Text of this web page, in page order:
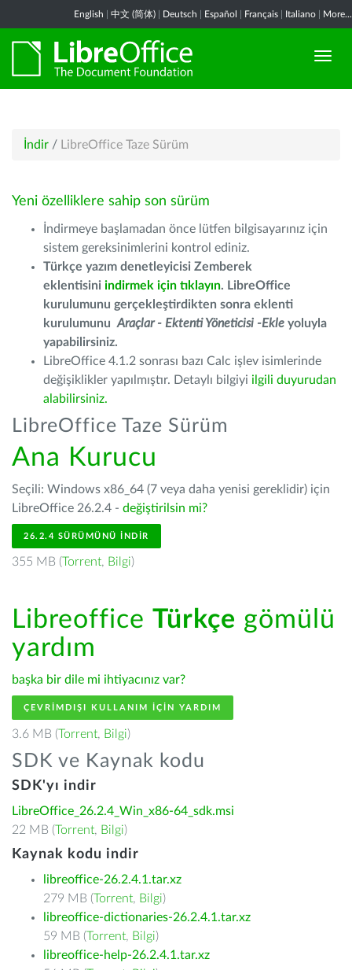
English 中文 (简体) Deutsch Español Français Italiano More...
İndir / LibreOffice Taze Sürüm
Yeni özelliklere sahip son sürüm
İndirmeye başlamadan önce lütfen bilgisayarınız için
sistem gereksinimlerini kontrol ediniz.
Türkçe yazım denetleyicisi Zemberek
eklentisini indirmek için tıklayın. LibreOffice
kurulumunu gerçekleştirdikten sonra eklenti
kurulumunu Araçlar - Ektenti Yöneticisi -Ekle yoluyla
yapabilirsiniz.
LibreOffice 4.1.2 sonrası bazı Calc işlev isimlerinde
değişiklikler yapılmıştır. Detaylı bilgiyi ilgili duyurudan
alabilirsiniz.
LibreOffice Taze Sürüm
Ana Kurucu
Seçili: Windows x86_64 (7 veya daha yenisi gereklidir) için
LibreOffice 26.2.4 - değiştirilsin mi?
26.2.4 SÜRÜMÜNÜ İNDIR
355 MB (Torrent, Bilgi)
Libreoffice Türkçe gömülü
yardım
başka bir dile mi ihtiyacınız var?
ÇEVRIMDIŞI KULLANIM IÇIN YARDIM
3.6 MB (Torrent, Bilgi)
SDK ve Kaynak kodu
SDK'yı indir
LibreOffice_26.2.4_Win_x86-64_sdk.msi
22 MB (Torrent, Bilgi)
Kaynak kodu indir
libreoffice-26.2.4.1.tar.xz
279 MB (Torrent, Bilgi)
libreoffice-dictionaries-26.2.4.1.tar.xz
59 MB (Torrent, Bilgi)
libreoffice-help-26.2.4.1.tar.xz